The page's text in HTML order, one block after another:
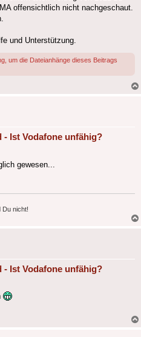
offensichtlich nicht nachgeschaut.
und Unterstützung.
um die Dateianhänge dieses Beitrags
- Ist Vodafone unfähig?
gewesen...
Du nicht!
- Ist Vodafone unfähig?